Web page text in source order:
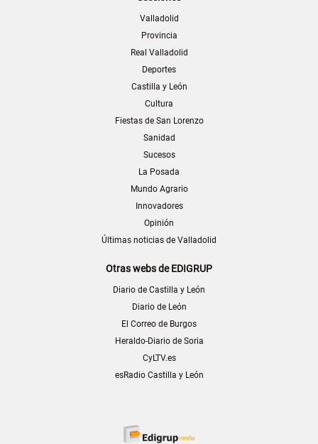
Valladolid
Provincia
Real Valladolid
Deportes
Castilla y León
Cultura
Fiestas de San Lorenzo
Sanidad
Sucesos
La Posada
Mundo Agrario
Innovadores
Opinión
Últimas noticias de Valladolid
Otras webs de EDIGRUP
Diario de Castilla y León
Diario de León
El Correo de Burgos
Heraldo-Diario de Soria
CyLTV.es
esRadio Castilla y León